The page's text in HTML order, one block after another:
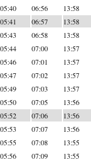
05:40 06:56 13:58
05:41 06:57 13:58
05:43 06:58 13:58
05:44 07:00 13:57
05:46 07:01 13:57
05:47 07:02 13:57
05:49 07:03 13:57
05:50 07:05 13:56
05:52 07:06 13:56
05:53 07:07 13:56
05:55 07:08 13:55
05:56 07:09 13:55